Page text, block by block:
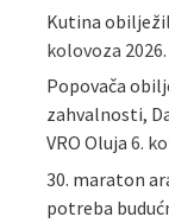
Kutina
kolovoza 2026.
Popovača
zahvalnosti,
VRO Oluja 6.
30. maraton
potreba